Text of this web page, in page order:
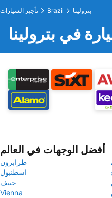
تأجير السيارات Brazil بترولينا
في بترولينا
أفضل الوجهات في العالم
طرابزون
اسطنبول
جنيف
Vienna